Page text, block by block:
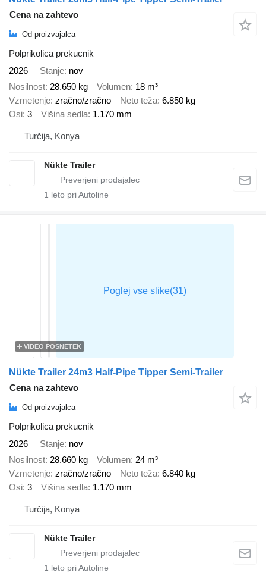
Cena na zahtevo
Od proizvajalca
Polprikolica prekucnik
2026
Stanje nov
Nosilnost 28.650 kg Volumen 18 m³
Vzmetenje zračno/zračno Neto teža 6.850 kg
Osi 3 Višina sedla 1.170 mm
Turčija, Konya
Nükte Trailer
1 leto pri Autoline
VIDEO POSNETEK
Nükte Trailer 24m3 Half-Pipe Tipper Semi-Trailer
Cena na zahtevo
Od proizvajalca
Polprikolica prekucnik
2026
Stanje nov
Nosilnost 28.660 kg Volumen 24 m³
Vzmetenje zračno/zračno Neto teža 6.840 kg
Osi 3 Višina sedla 1.170 mm
Turčija, Konya
Nükte Trailer
1 leto pri Autoline